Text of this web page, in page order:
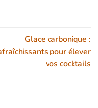
Glace carbonique :
pour élever
vos cocktails